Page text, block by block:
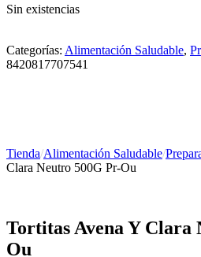
Sin existencias
Categorías: Alimentación Saludable,
8420817707541
Tienda/Alimentación Saludable/
Clara Neutro 500G Pr-Ou
Tortitas Avena Y Clara
Ou